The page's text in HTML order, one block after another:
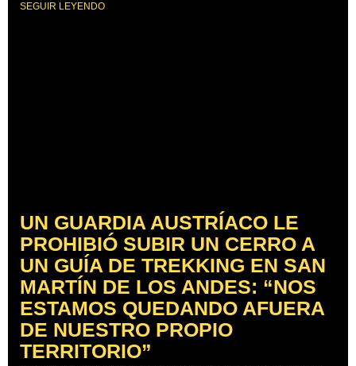
SEGUIR LEYENDO
UN GUARDIA AUSTRÍACO LE
PROHIBIÓ SUBIR UN CERRO A
UN GUÍA DE TREKKING EN SAN
MARTÍN DE LOS ANDES: “NOS
ESTAMOS QUEDANDO AFUERA
DE NUESTRO PROPIO
TERRITORIO”